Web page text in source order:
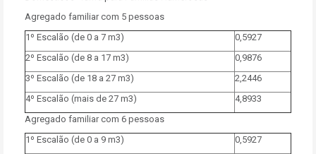
Agregado familiar com 5 pessoas
1º Escalão (de 0 a 7 m3)
0,5927
2º Escalão (de 8 a 17 m3)
0,9876
3º Escalão (de 18 a 27 m3)
2,2446
4º Escalão (mais de 27 m3)
4,8933
Agregado familiar com 6 pessoas
1º Escalão (de 0 a 9 m3)
0,5927